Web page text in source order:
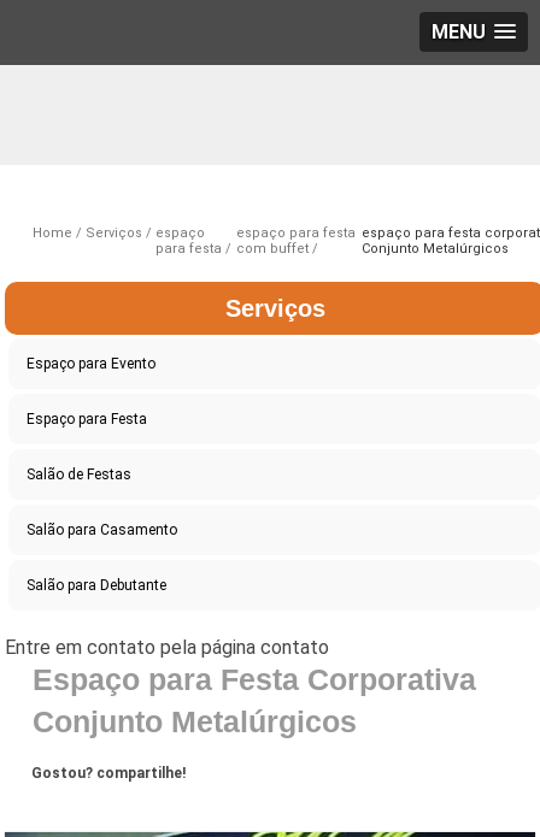
MENU
Home Serviços
espaço
para festa
espaço para festa
com buffet
espaço para festa
Conjunto Metalúrgicos
Serviços
Espaço para Evento
Espaço para Festa
Salão de Festas
Salão para Casamento
Salão para Debutante
Espaço para Festa Corporativa
Conjunto Metalúrgicos
Gostou? compartilhe!